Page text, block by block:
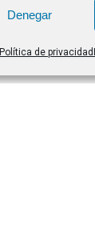
Denegar
Política de privacidad